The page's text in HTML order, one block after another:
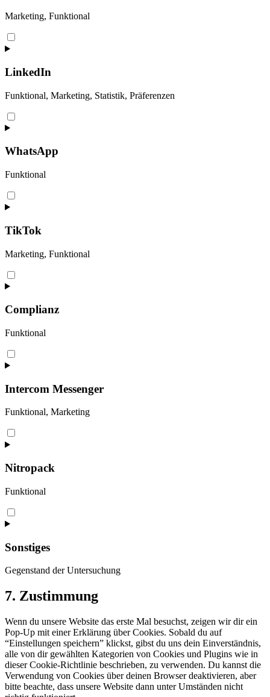
Marketing, Funktional
Consent
to
facebook
LinkedIn
Funktional, Marketing, Statistik, Präferenzen
Consent
to
linkedin
WhatsApp
Funktional
Consent
to
whatsapp
TikTok
Marketing, Funktional
Consent
to
tiktok
Complianz
Funktional
Consent
to
complianz
Intercom Messenger
Funktional, Marketing
Consent
to
intercom-
messenger
Nitropack
Funktional
Consent
to
nitropack
Sonstiges
Gegenstand der Untersuchung
Consent
to
sonstiges
7. Zustimmung
Wenn du unsere Website das erste Mal besuchst, zeigen wir dir ein
Pop-Up mit einer Erklärung über Cookies. Sobald du auf
“Einstellungen speichern” klickst, gibst du uns dein Einverständnis,
alle von dir gewählten Kategorien von Cookies und Plugins wie in
dieser Cookie-Richtlinie beschrieben, zu verwenden. Du kannst die
Verwendung von Cookies über deinen Browser deaktivieren, aber
bitte beachte, dass unsere Website dann unter Umständen nicht